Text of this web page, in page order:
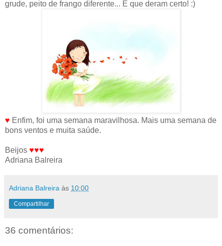
grude, peito de frango diferente... E que deram certo! :)
♥ Enfim, foi uma semana maravilhosa. Mais uma semana de
bons ventos e muita saúde.
Beijos ♥♥♥
Adriana Balreira
Adriana Balreira às 10:00
Compartilhar
36 comentários: